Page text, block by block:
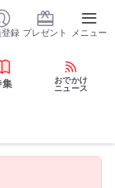
録 プレゼント メニュー
集
おでかけ
ニュース